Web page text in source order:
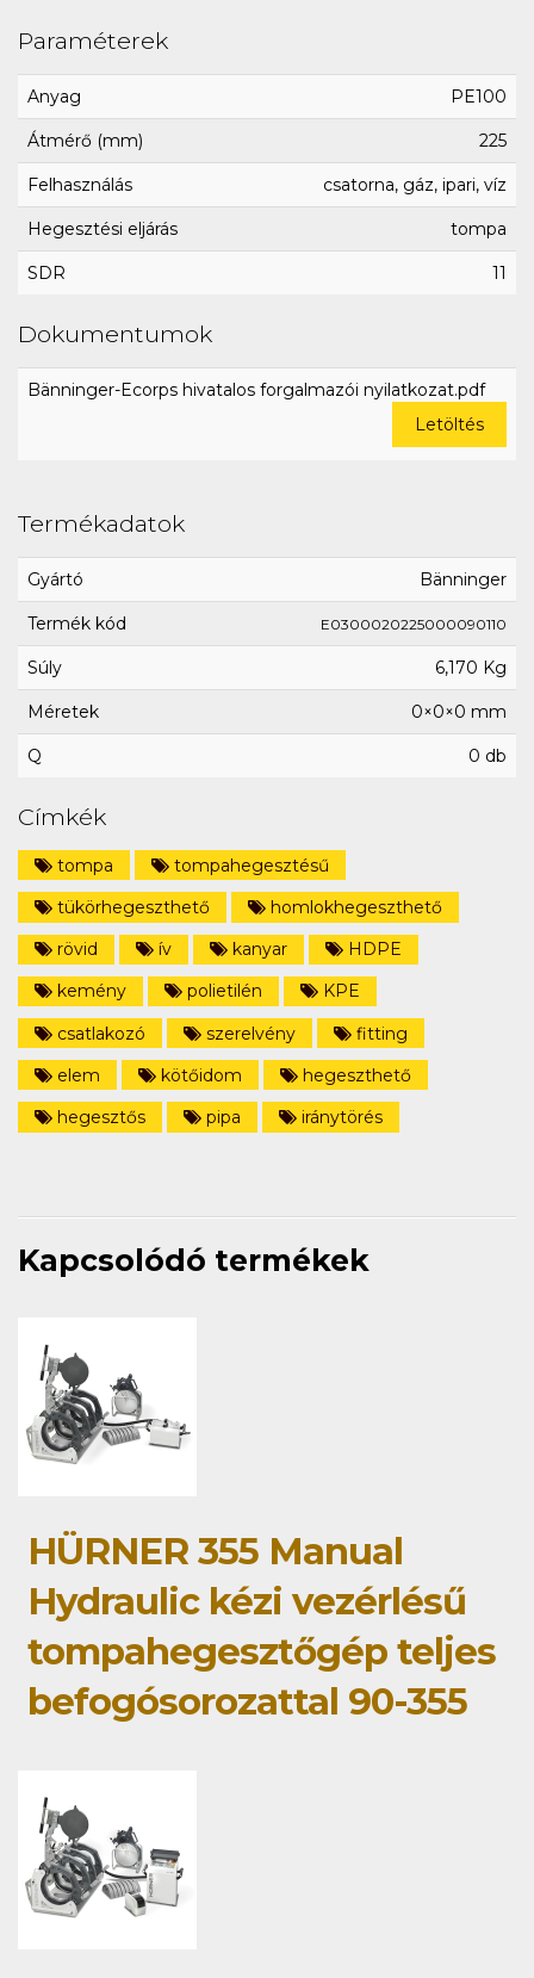
Paraméterek
Anyag PE100
Átmérő (mm) 225
Felhasználás csatorna, gáz, ipari, víz
Hegesztési eljárás tompa
SDR 11
Dokumentumok
Bänninger-Ecorps hivatalos forgalmazói nyilatkozat.pdf
Letöltés
Termékadatok
Gyártó Bänninger
Termék kód E0300020225000090110
Súly 6,170 Kg
Méretek 0×0×0 mm
Q 0 db
Címkék
tompa
tompahegesztésű
tükörhegeszthető
homlokhegeszthető
rövid
ív kanyar
HDPE
kemény
polietilén
KPE
csatlakozó
szerelvény
fitting
elem
kötőidom
hegeszthető
hegesztős
pipa iránytörés
Kapcsolódó termékek
HÜRNER 355 Manual
Hydraulic kézi vezérlésű
tompahegesztőgép teljes
befogósorozattal 90-355